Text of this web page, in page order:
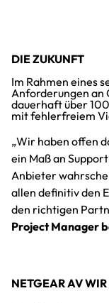
DIE ZUKUNFT
Im Rahmen eines
Anforderungen
dauerhaft über
mit fehlerfreiem
„Wir haben offen
ein Maß an
Anbieter
allen definitiv den
den richtigen
Project Manager
NETGEAR AV